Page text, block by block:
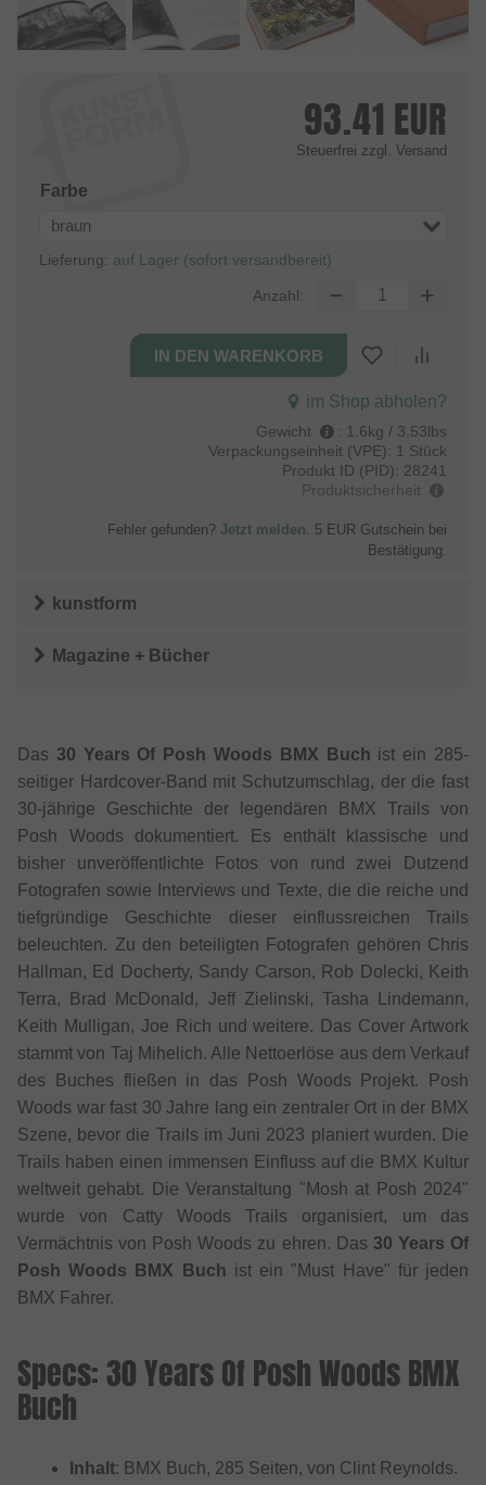
93.41 EUR
Steuerfrei zzgl. Versand
Farbe
braun
Lieferung: auf Lager (sofort versandbereit)
Anzahl:
im Shop abholen?
Gewicht : 1.6kg / 3.53lbs
Verpackungseinheit (VPE): 1 Stück
Produkt ID (PID): 28241
Produktsicherheit
Fehler gefunden? Jetzt melden. 5 EUR Gutschein bei
Bestätigung.
kunstform
Magazine + Bücher
Das 30 Years Of Posh Woods BMX Buch ist ein 285-
seitiger Hardcover-Band mit Schutzumschlag, der die fast
30-jährige Geschichte der legendären BMX Trails von
Posh Woods dokumentiert. Es enthält klassische und
bisher unveröffentlichte Fotos von rund zwei Dutzend
Fotografen sowie Interviews und Texte, die die reiche und
tiefgründige Geschichte dieser einflussreichen Trails
beleuchten. Zu den beteiligten Fotografen gehören Chris
Hallman, Ed Docherty, Sandy Carson, Rob Dolecki, Keith
Terra, Brad McDonald, Jeff Zielinski, Tasha Lindemann,
Keith Mulligan, Joe Rich und weitere. Das Cover Artwork
stammt von Taj Mihelich. Alle Nettoerlöse aus dem Verkauf
des Buches fließen in das Posh Woods Projekt. Posh
Woods war fast 30 Jahre lang ein zentraler Ort in der BMX
Szene, bevor die Trails im Juni 2023 planiert wurden. Die
Trails haben einen immensen Einfluss auf die BMX Kultur
weltweit gehabt. Die Veranstaltung "Mosh at Posh 2024"
wurde von Catty Woods Trails organisiert, um das
Vermächtnis von Posh Woods zu ehren. Das 30 Years Of
Posh Woods BMX Buch ist ein "Must Have" für jeden
BMX Fahrer.
Specs: 30 Years Of Posh Woods BMX
Buch
Inhalt: BMX Buch, 285 Seiten, von Clint Reynolds.